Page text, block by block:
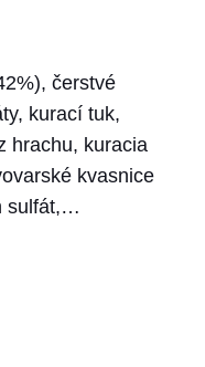
čerstvé
kurací tuk,
hrachu, kuracia
kvasnice
sulfát,…